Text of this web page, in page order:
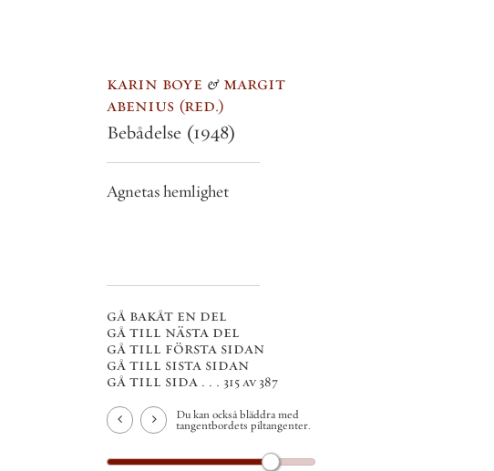
karin boye & margit
abenius red.
Bebådelse (1948)
Agnetas hemlighet
gå bakåt en del
gå till nästa del
gå till första sidan
gå till sista sidan
gå till sida . . . 315 av 387
Du kan också bläddra med
tangentbordets piltangenter.